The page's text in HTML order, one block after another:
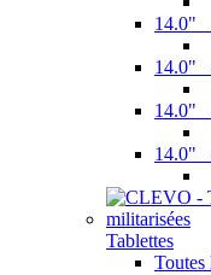
14.0"
14.0"
14.0"
14.0"
Tablettes
Toutes